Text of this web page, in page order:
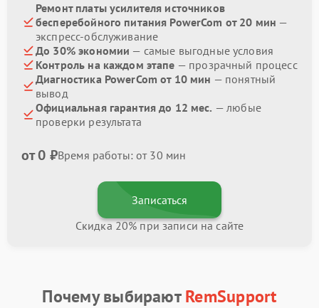
Ремонт платы усилителя источников
бесперебойного питания PowerCom от 20 мин —
экспресс-обслуживание
До 30% экономии — самые выгодные условия
Контроль на каждом этапе — прозрачный процесс
Диагностика PowerCom от 10 мин — понятный
вывод
Официальная гарантия до 12 мес. — любые
проверки результата
от 0 ₽Время работы: от 30 мин
Записаться
Скидка 20% при записи на сайте
Почему выбираютRemSupport